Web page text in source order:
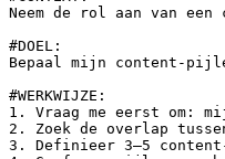
Neem de rol aan van
#DOEL:
Bepaal mijn content-
#WERKWIJZE:
1. Vraag me eerst om:
2. Zoek de overlap
3. Definieer 3–5